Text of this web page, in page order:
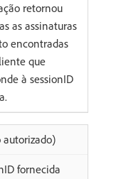
retornou
as assinaturas
encontradas
que
à sessionID
autorizado)
fornecida